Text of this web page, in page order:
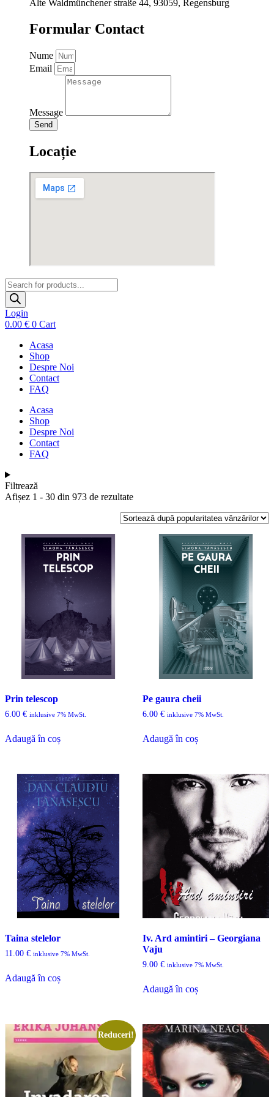
Alte Waldmünchener straße 44, 93059, Regensburg
Formular Contact
Nume
Email
Message
Send
Locație
Products
search
Login
0.00 € 0 Cart
Acasa
Shop
Despre Noi
Contact
FAQ
Acasa
Shop
Despre Noi
Contact
FAQ
Filtrează
Afișez 1 - 30 din 973 de rezultateSortat
popularitate
Prin telescop
6.00 € inklusive 7% MwSt.
Adaugă în coș
Pe gaura cheii
6.00 € inklusive 7% MwSt.
Adaugă în coș
Taina stelelor
11.00 € inklusive 7% MwSt.
Adaugă în coș
Iv. Ard amintiri – Georgiana
Vaju
9.00 € inklusive 7% MwSt.
Adaugă în coș
Reduceri!